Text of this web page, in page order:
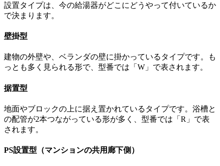
設置タイプは、今の給湯器がどこにどうやって付いているか
で決まります。
壁掛型
建物の外壁や、ベランダの壁に掛かっているタイプです。も
っとも多く見られる形で、型番では「W」で表されます。
据置型
地面やブロックの上に据え置かれているタイプです。浴槽と
の配管が2本つながっている形が多く、型番では「R」で表
されます。
PS設置型（マンションの共用廊下側）